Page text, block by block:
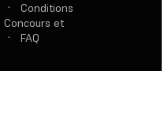
·
Conditions
Concours et
· FAQ